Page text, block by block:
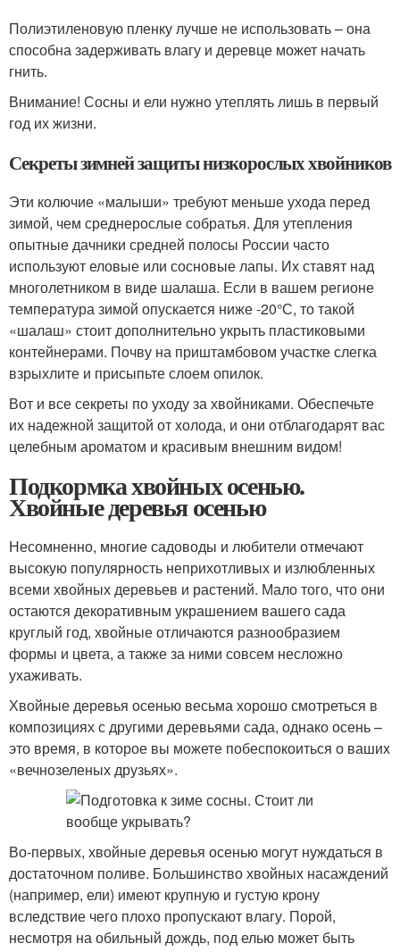
Полиэтиленовую пленку лучше не использовать – она
способна задерживать влагу и деревце может начать
гнить.
Внимание! Сосны и ели нужно утеплять лишь в первый
год их жизни.
Секреты зимней защиты низкорослых хвойников
Эти колючие «малыши» требуют меньше ухода перед
зимой, чем среднерослые собратья. Для утепления
опытные дачники средней полосы России часто
используют еловые или сосновые лапы. Их ставят над
многолетником в виде шалаша. Если в вашем регионе
температура зимой опускается ниже -20°С, то такой
«шалаш» стоит дополнительно укрыть пластиковыми
контейнерами. Почву на приштамбовом участке слегка
взрыхлите и присыпьте слоем опилок.
Вот и все секреты по уходу за хвойниками. Обеспечьте
их надежной защитой от холода, и они отблагодарят вас
целебным ароматом и красивым внешним видом!
Подкормка хвойных осенью.
Хвойные деревья осенью
Несомненно, многие садоводы и любители отмечают
высокую популярность неприхотливых и излюбленных
всеми хвойных деревьев и растений. Мало того, что они
остаются декоративным украшением вашего сада
круглый год, хвойные отличаются разнообразием
формы и цвета, а также за ними совсем несложно
ухаживать.
Хвойные деревья осенью весьма хорошо смотреться в
композициях с другими деревьями сада, однако осень –
это время, в которое вы можете побеспокоиться о ваших
«вечнозеленых друзьях».
Во-первых, хвойные деревья осенью могут нуждаться в
достаточном поливе. Большинство хвойных насаждений
(например, ели) имеют крупную и густую крону
вследствие чего плохо пропускают влагу. Порой,
несмотря на обильный дождь, под елью может быть